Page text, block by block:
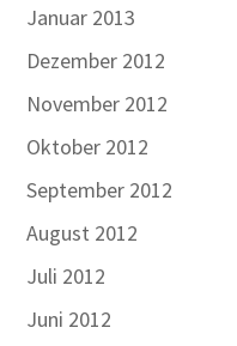
Januar 2013
Dezember 2012
November 2012
Oktober 2012
September 2012
August 2012
Juli 2012
Juni 2012